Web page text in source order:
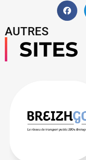
AUTRES
SITES